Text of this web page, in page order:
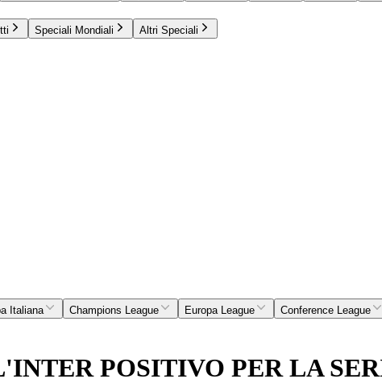
Speciali Mondiali Altri Speciali
Italiana Champions League Europa League Conference League
POSITIVO PER LA